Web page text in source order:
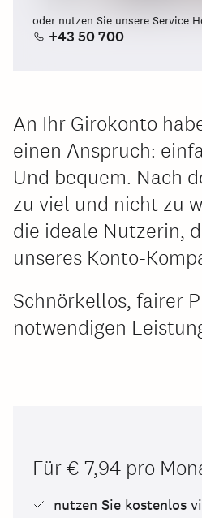
An Ihr Girokonto
einen Anspruch:
Und bequem. Nach
zu viel und nicht zu
die ideale Nutzerin,
unseres Konto-
Schnörkellos, fairer
notwendigen
oder nutzen Sie unsere Service
+43 50 700
Für € 7,94 pro
nutzen Sie kostenlos